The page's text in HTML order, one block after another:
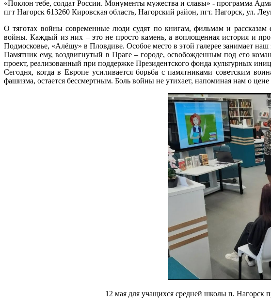
«Поклон тебе, солдат России. Монументы мужества и славы» - программа
пгт Нагорск 613260 Кировская область, Нагорский район, пгт. Нагорск, ул.
О тяготах войны современные люди судят по книгам, фильмам и
войны. Каждый из них – это не просто камень, а воплощенная история и
Подмосковье, «Алёшу» в Пловдиве. Особое место в этой галерее занимает
Памятник ему, воздвигнутый в Праге – городе, освобожденным под его
проект, реализованный при поддержке Президентского фонда культурных
Сегодня, когда в Европе усиливается борьба с памятниками советским
фашизма, остается бессмертным. Боль войны не утихает, напоминая нам о
12 мая для учащихся средней школы п. Нагорск